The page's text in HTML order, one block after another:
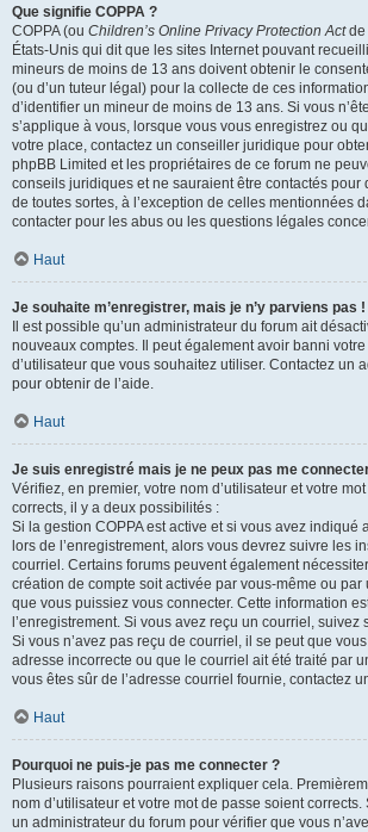
Que signifie COPPA ?
COPPA (ou Children’s Online Privacy Protection Actde
États-Unis qui dit que les sites Internet pouvant
mineurs de moins de 13 ans doivent obtenir le
(ou d’un tuteur légal) pour la collecte de ces
d’identifier un mineur de moins de 13 ans. Si vous
s’applique à vous, lorsque vous vous enregistrez ou
votre place, contactez un conseiller juridique pour
phpBB Limited et les propriétaires de ce forum ne
conseils juridiques et ne sauraient être contactés pour
de toutes sortes, à l’exception de celles mentionnées
contacter pour les abus ou les questions légales
Haut
Je souhaite m’enregistrer, mais je n’y parviens pas !
Il est possible qu’un administrateur du forum ait
nouveaux comptes. Il peut également avoir banni
d’utilisateur que vous souhaitez utiliser. Contactez un
pour obtenir de l’aide.
Haut
Je suis enregistré mais je ne peux pas me
Vérifiez, en premier, votre nom d’utilisateur et votre
corrects, il y a deux possibilités :
Si la gestion COPPA est active et si vous avez indiqué
lors de l’enregistrement, alors vous devrez suivre les
courriel. Certains forums peuvent également
création de compte soit activée par vous-même ou
que vous puissiez vous connecter. Cette information
l’enregistrement. Si vous avez reçu un courriel, suivez
Si vous n’avez pas reçu de courriel, il se peut que
adresse incorrecte ou que le courriel ait été traité par
vous êtes sûr de l’adresse courriel fournie, contactez
Haut
Pourquoi ne puis-je pas me connecter ?
Plusieurs raisons pourraient expliquer cela.
nom d’utilisateur et votre mot de passe soient corrects.
un administrateur du forum pour vérifier que vous